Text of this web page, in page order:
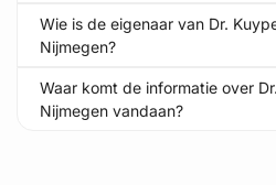
Wie is de eigenaar van Dr.
Nijmegen?
Waar komt de informatie over
Nijmegen vandaan?